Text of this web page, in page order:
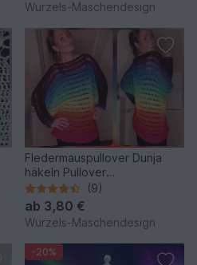
Wurzels-Maschendesign
Fledermauspullover Dunja
häkeln Pullover
Fledermauspulli
(9)
ab 3,80 €
Wurzels-Maschendesign
-20%